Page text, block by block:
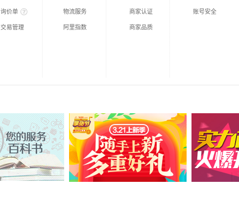
询价单
交易管理
物流服务
阿里指数
商家认证
商家品质
账号安全